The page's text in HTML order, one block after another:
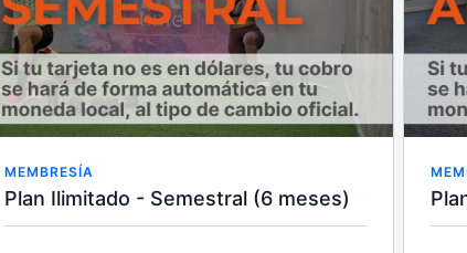
MEMBRESÍA
Plan Ilimitado - Semestral (6 meses)